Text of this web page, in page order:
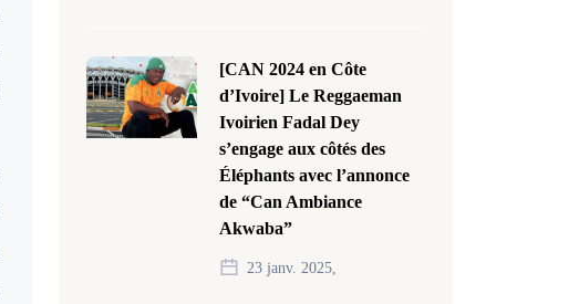
[CAN 2024 en Côte
d’Ivoire] Le Reggaeman
Ivoirien Fadal Dey
s’engage aux côtés des
Éléphants avec l’annonce
de “Can Ambiance
Akwaba”
23 janv. 2025,